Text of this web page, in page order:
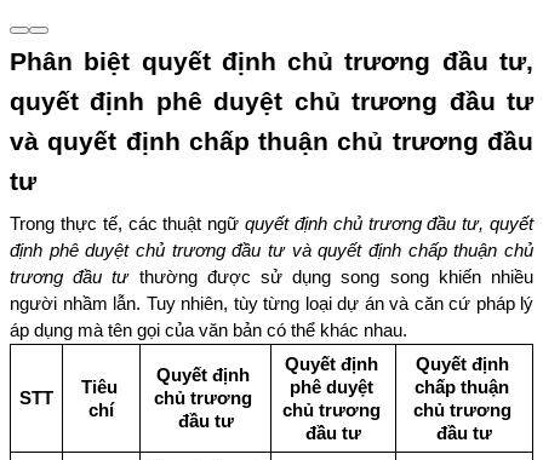
Phân biệt quyết định chủ trương đầu tư,
quyết định phê duyệt chủ trương đầu tư
và quyết định chấp thuận chủ trương đầu
tư
Trong thực tế, các thuật ngữ quyết định chủ trương đầu tư, quyết
định phê duyệt chủ trương đầu tư và quyết định chấp thuận chủ
trương đầu tư thường được sử dụng song song khiến nhiều
người nhầm lẫn. Tuy nhiên, tùy từng loại dự án và căn cứ pháp lý
áp dụng mà tên gọi của văn bản có thể khác nhau.
STT
Tiêu
chí
Quyết định
chủ trương
đầu tư
Quyết định
phê duyệt
chủ trương
đầu tư
Quyết định
chấp thuận
chủ trương
đầu tư